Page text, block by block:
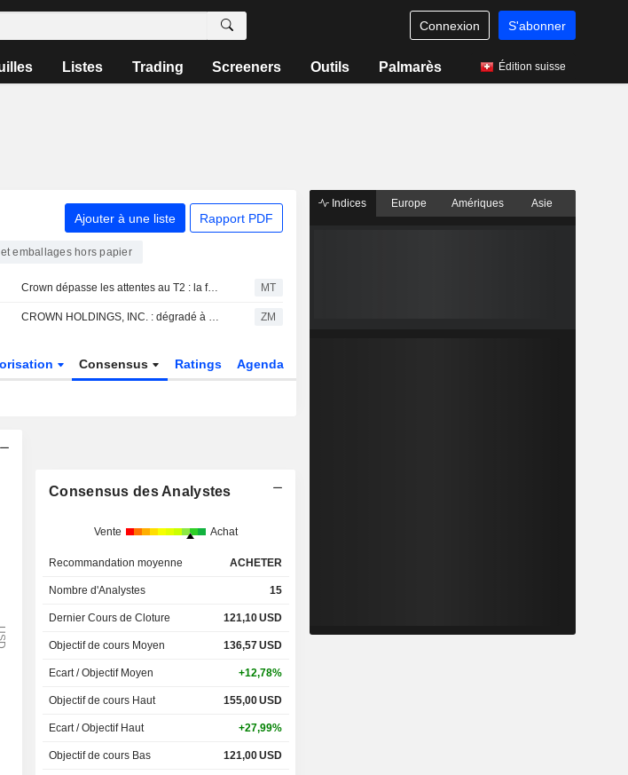
Connexion S'abonner
Listes Trading Screeners Outils Palmarès Édition suisse
Ajouter à une liste Rapport PDF
emballages hors papier
Crown dépasse les attentes au T2 : la forte demande en Amérique et en Europe compense l'inflation, selon RBC MT
CROWN HOLDINGS, INC. : dégradé à vendre par DA Davidson ZM
Consensus Ratings Agenda
Consensus des Analystes
Vente Achat
Recommandation moyenne ACHETER
Nombre d'Analystes 15
Dernier Cours de Cloture 121,10USD
Objectif de cours Moyen 136,57USD
Ecart / Objectif Moyen +12,78%
Objectif de cours Haut 155,00USD
Ecart / Objectif Haut +27,99%
Objectif de cours Bas 121,00USD
Indices Europe Amériques Asie